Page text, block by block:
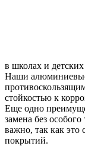
в школах и детских
Наши
стойкостью к
Еще одно
замена без
важно, так как это
покрытий.